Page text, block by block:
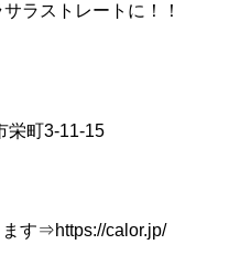
ラストレートに！！
町3-11-15
ます⇒https://calor.jp/